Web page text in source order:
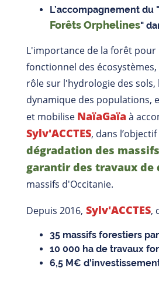
L’accompagnement du "
Forêts Orphelines"
L'importance de la forêt
fonctionnel des
rôle sur l'hydrologie des sols,
dynamique des populations,
et mobilise NaïaGaïa à
Sylv'ACCTES, dans l’objectif
dégradation des
garantir des travaux de
massifs d'Occitanie.
Depuis 2016, Sylv'ACCTES,
35 massifs forestiers
10 000 ha de travaux
6,5 M€